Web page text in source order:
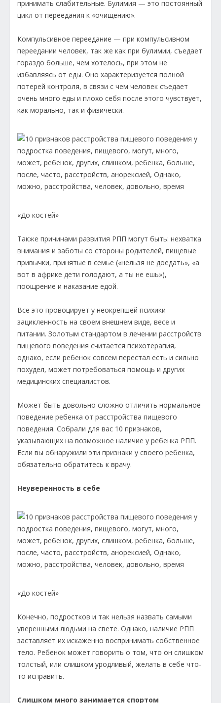
принимать слабительные. Булимия — это постоянный
цикл от переедания к «очищению».
Компульсивное переедание — при компульсивном
переедании человек, так же как при булимии, съедает
гораздо больше, чем хотелось, при этом не
избавляясь от еды. Оно характеризуется полной
потерей контроля, в связи с чем человек съедает
очень много еды и плохо себя после этого чувствует,
как морально, так и физически.
«До костей»
Также причинами развития РПП могут быть: нехватка
внимания и заботы со стороны родителей, пищевые
привычки, принятые в семье («нельзя не доедать», «а
вот в африке дети голодают, а ты не ешь»),
поощрение и наказание едой.
Все это провоцирует у неокрепшей психики
зацикленность на своем внешнем виде, весе и
питании. Золотым стандартом в лечении расстройств
пищевого поведения считается психотерапия,
однако, если ребенок совсем перестал есть и сильно
похудел, может потребоваться помощь и других
медицинских специалистов.
Может быть довольно сложно отличить нормальное
поведение ребенка от расстройства пищевого
поведения. Собрали для вас 10 признаков,
указывающих на возможное наличие у ребенка РПП.
Если вы обнаружили эти признаки у своего ребенка,
обязательно обратитесь к врачу.
Неуверенность в себе
«До костей»
Конечно, подростков и так нельзя назвать самыми
уверенными людьми на свете. Однако, наличие РПП
заставляет их искаженно воспринимать собственное
тело. Ребенок может говорить о том, что он слишком
толстый, или слишком уродливый, желать в себе что-
то исправить.
Слишком много занимается спортом